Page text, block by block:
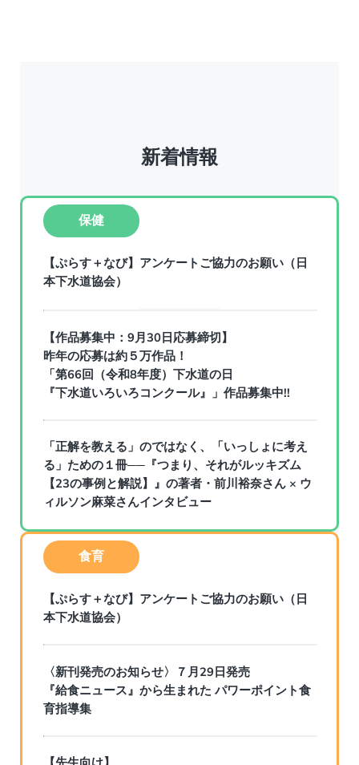
新着情報
保健
【ぷらす＋なび】アンケートご協力のお願い（日
本下水道協会）
【作品募集中：9月30日応募締切】
昨年の応募は約５万作品！
「第66回（令和8年度）下水道の日
『下水道いろいろコンクール』」作品募集中!!
「正解を教える」のではなく、「いっしょに考え
る」ための１冊──『つまり、それがルッキズム
【23の事例と解説】』の著者・前川裕奈さん × ウ
ィルソン麻菜さんインタビュー
食育
【ぷらす＋なび】アンケートご協力のお願い（日
本下水道協会）
〈新刊発売のお知らせ〉７月29日発売
『給食ニュース』から生まれた パワーポイント食
育指導集